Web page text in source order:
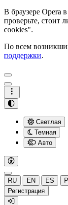
В браузере
проверьте, стоит
cookies".
По всем
поддержки.
Светлая
Темная
Авто
RU EN ES
Регистрация